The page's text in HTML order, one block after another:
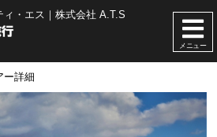
・エス｜株式会社 A.T.S
メニュー
ー詳細